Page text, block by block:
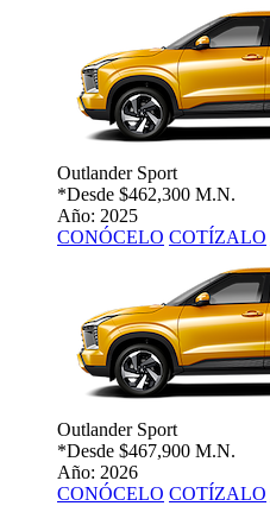
Outlander Sport
*Desde $462,300 M.N.
Año: 2025
CONÓCELO COTÍZALO
Outlander Sport
*Desde $467,900 M.N.
Año: 2026
CONÓCELO COTÍZALO